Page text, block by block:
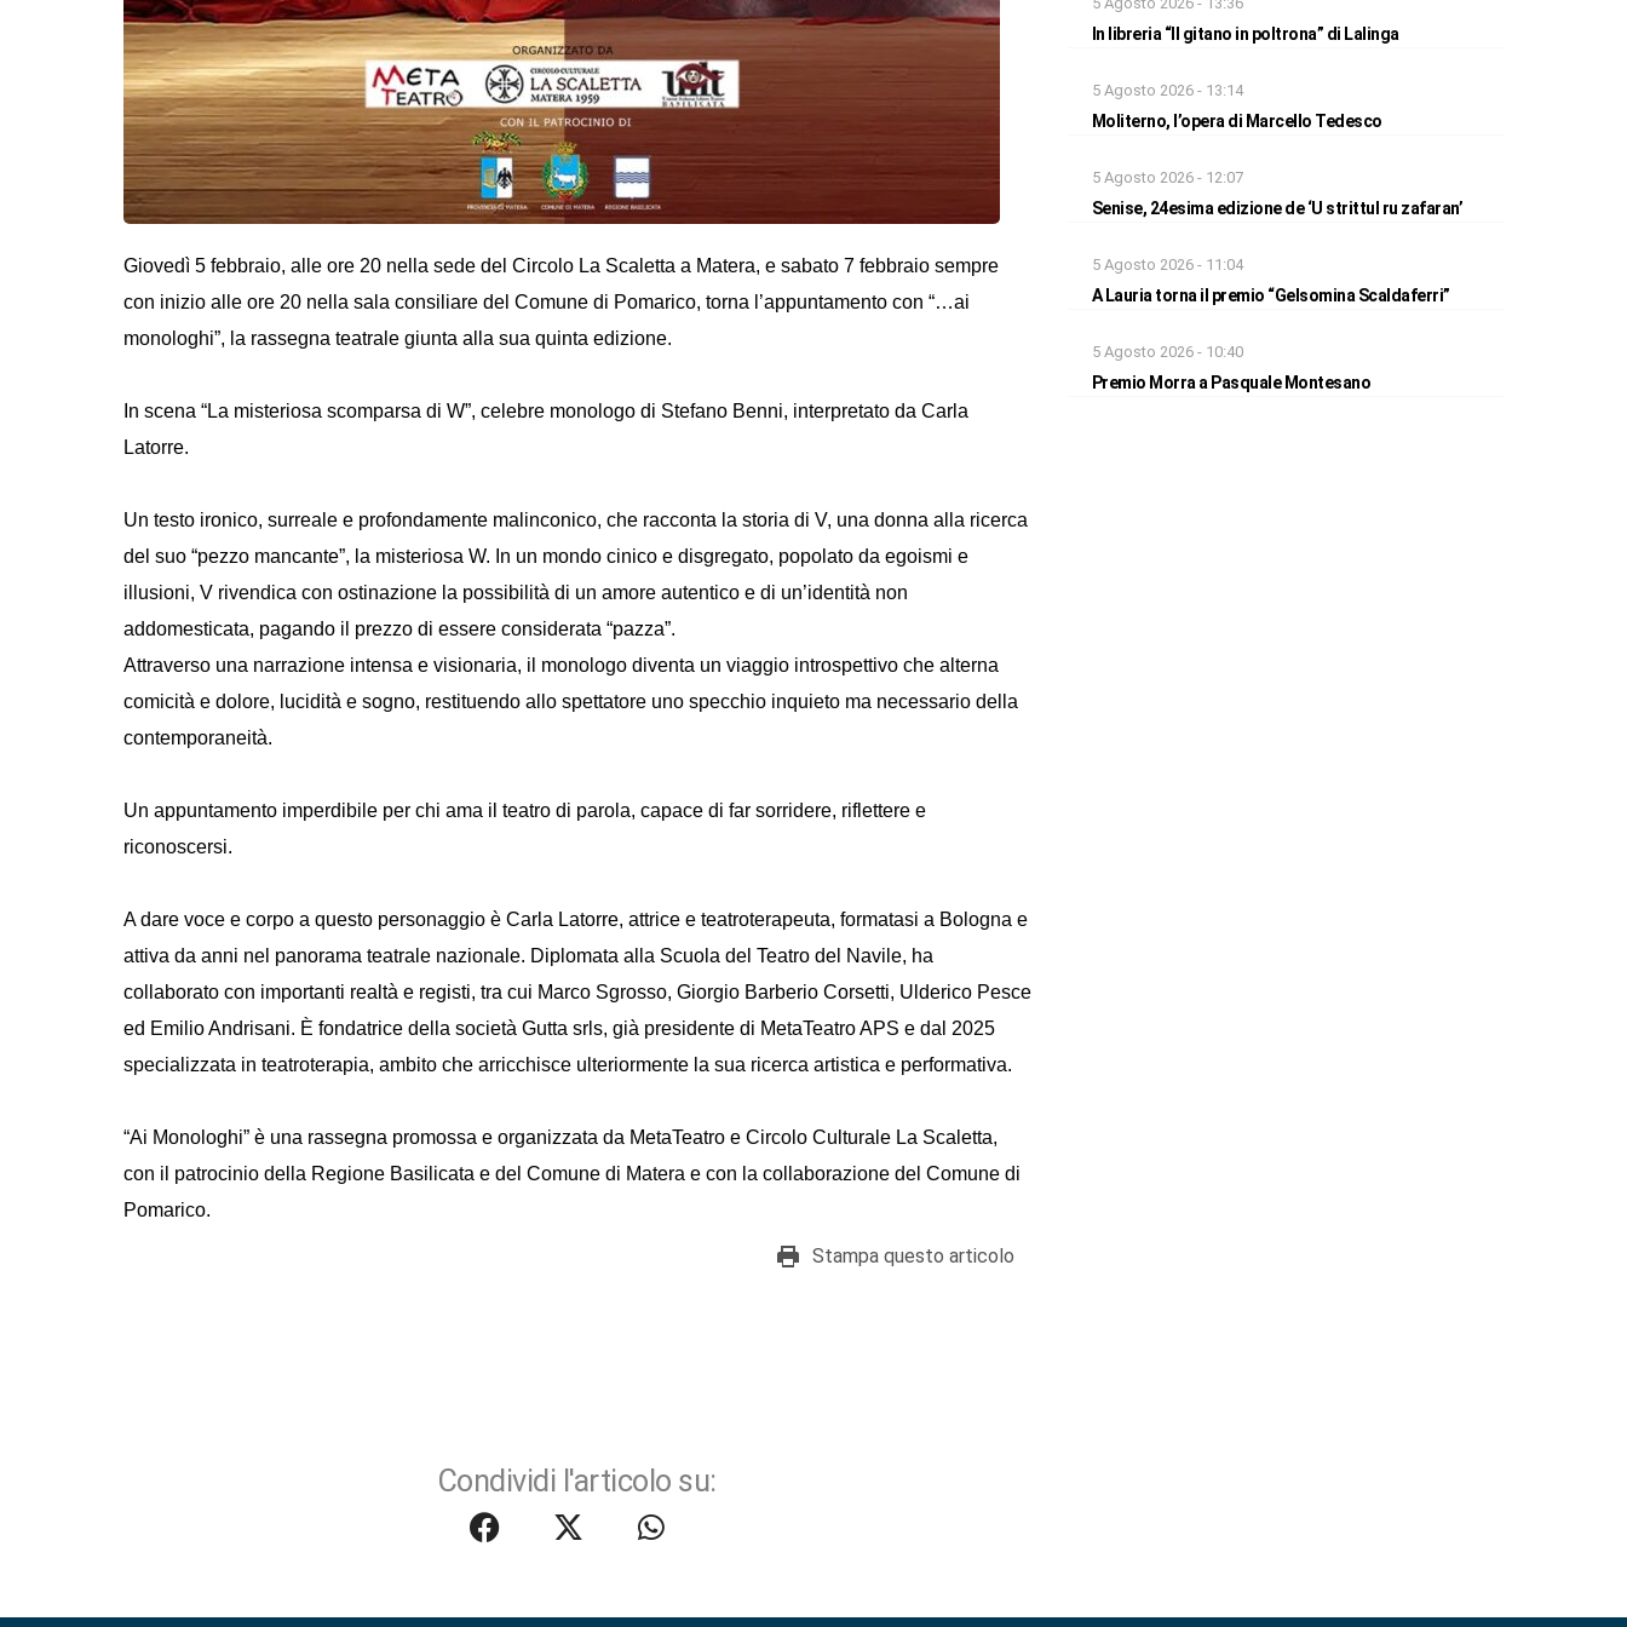
Giovedì 5 febbraio, alle ore 20 nella sede del Circolo La Scaletta a Matera, e sabato 7 febbraio sempre
con inizio alle ore 20 nella sala consiliare del Comune di Pomarico, torna l’appuntamento con “…ai
monologhi”, la rassegna teatrale giunta alla sua quinta edizione.
In scena “La misteriosa scomparsa di W”, celebre monologo di Stefano Benni, interpretato da Carla
Latorre.
Un testo ironico, surreale e profondamente malinconico, che racconta la storia di V, una donna alla ricerca
del suo “pezzo mancante”, la misteriosa W. In un mondo cinico e disgregato, popolato da egoismi e
illusioni, V rivendica con ostinazione la possibilità di un amore autentico e di un’identità non
addomesticata, pagando il prezzo di essere considerata “pazza”.
Attraverso una narrazione intensa e visionaria, il monologo diventa un viaggio introspettivo che alterna
comicità e dolore, lucidità e sogno, restituendo allo spettatore uno specchio inquieto ma necessario della
contemporaneità.
Un appuntamento imperdibile per chi ama il teatro di parola, capace di far sorridere, riflettere e
riconoscersi.
A dare voce e corpo a questo personaggio è Carla Latorre, attrice e teatroterapeuta, formatasi a Bologna e
attiva da anni nel panorama teatrale nazionale. Diplomata alla Scuola del Teatro del Navile, ha
collaborato con importanti realtà e registi, tra cui Marco Sgrosso, Giorgio Barberio Corsetti, Ulderico Pesce
ed Emilio Andrisani. È fondatrice della società Gutta srls, già presidente di MetaTeatro APS e dal 2025
specializzata in teatroterapia, ambito che arricchisce ulteriormente la sua ricerca artistica e performativa.
“Ai Monologhi” è una rassegna promossa e organizzata da MetaTeatro e Circolo Culturale La Scaletta,
con il patrocinio della Regione Basilicata e del Comune di Matera e con la collaborazione del Comune di
Pomarico.
Stampa questo articolo
Condividi l'articolo su:
In libreria “Il gitano in poltrona” di Lalinga
5 Agosto 2026 - 13:14
Moliterno, l’opera di Marcello Tedesco
5 Agosto 2026 - 12:07
Senise, 24esima edizione de ‘U strittul ru zafaran’
5 Agosto 2026 - 11:04
A Lauria torna il premio “Gelsomina Scaldaferri”
5 Agosto 2026 - 10:40
Premio Morra a Pasquale Montesano